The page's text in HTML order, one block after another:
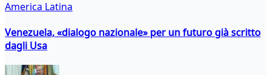
America Latina
Venezuela, «dialogo nazionale» per un futuro già scritto
dagli Usa